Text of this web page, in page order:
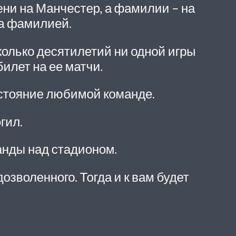
на Манчестер, а фамилии – на
фамилией.
десятилетий ни одной игры
на ее матчи.
любимой команде.
над стадионом.
Тогда и к вам будет